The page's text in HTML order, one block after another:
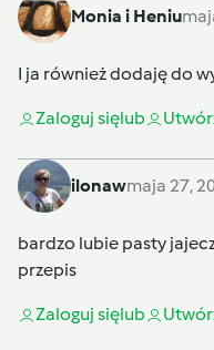
Monia i Heniu
I ja również dodaję do
Zaloguj sięlub
ilonawmaja 27,
bardzo lubie pasty
przepis
Zaloguj sięlub